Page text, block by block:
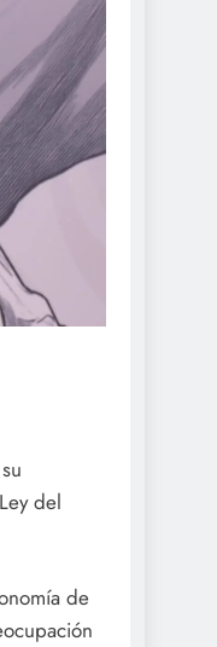
del
de